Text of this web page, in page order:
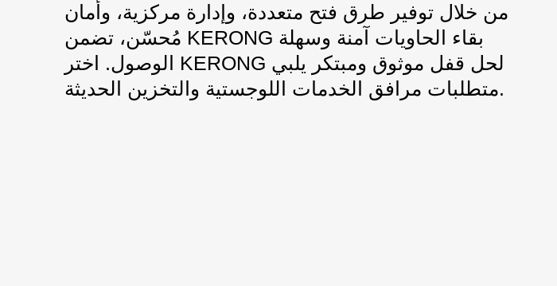
من خلال توفير طرق فتح متعددة، وإدارة مركزية، وأمان
مُحسّن، تضمن KERONG بقاء الحاويات آمنة وسهلة
الوصول. اختر KERONG لحل قفل موثوق ومبتكر يلبي
متطلبات مرافق الخدمات اللوجستية والتخزين الحديثة.